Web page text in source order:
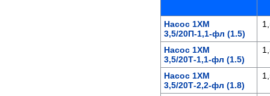
Насос 1ХМ
3,5/20П-1,1-фл (1.5)
Насос 1ХМ
3,5/20Т-1,1-фл (1.5)
Насос 1ХМ
3,5/20Т-2,2-фл (1.8)